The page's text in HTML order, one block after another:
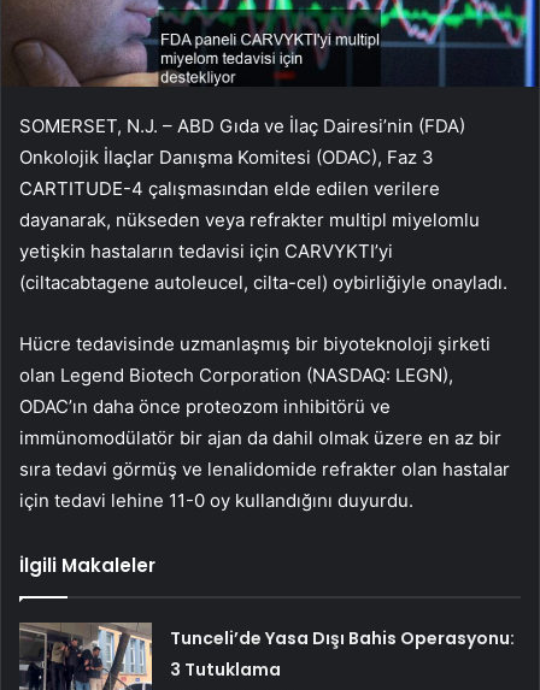
SOMERSET, N.J. – ABD Gıda ve İlaç Dairesi’nin (FDA)
Onkolojik İlaçlar Danışma Komitesi (ODAC), Faz 3
CARTITUDE-4 çalışmasından elde edilen verilere
dayanarak, nükseden veya refrakter multipl miyelomlu
yetişkin hastaların tedavisi için CARVYKTI’yi
(ciltacabtagene autoleucel, cilta-cel) oybirliğiyle onayladı.
Hücre tedavisinde uzmanlaşmış bir biyoteknoloji şirketi
olan Legend Biotech Corporation (NASDAQ: LEGN),
ODAC’ın daha önce proteozom inhibitörü ve
immünomodülatör bir ajan da dahil olmak üzere en az bir
sıra tedavi görmüş ve lenalidomide refrakter olan hastalar
için tedavi lehine 11-0 oy kullandığını duyurdu.
İlgili Makaleler
Tunceli’de Yasa Dışı Bahis Operasyonu:
3 Tutuklama